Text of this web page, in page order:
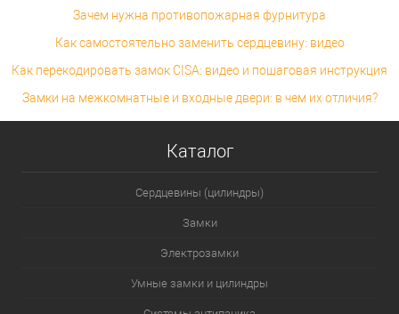
Зачем нужна противопожарная фурнитура
Как самостоятельно заменить сердцевину: видео
Как перекодировать замок CISA: видео и пошаговая инструкция
Замки на межкомнатные и входные двери: в чем их отличия?
Каталог
Сердцевины (цилиндры)
Замки
Электрозамки
Умные замки и цилиндры